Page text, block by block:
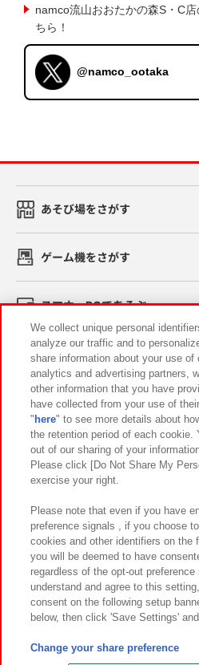
namco流山おおたかの森S・C
ちら！
@namco_ootaka
あそび場をさがす
ゲーム機をさがす
スマホ・PCであそぶ
イベント・キャンペーン
関連会社 サステナビリテ
プライバシーポリシー ウェブア
お取引先さまとともに
カスタマーハラスメント対応方針
©Bandai Namco
©Bandai Namco
We collect unique personal
analyze our traffic and to
share information about your use of
analytics and advertising partners,
other information that you have
have collected from your use of
" here" to see more details about
the retention period of each cookie.
out of our sharing of your
Please click [Do Not Share My
exercise your right.
Please note that even if you have
preference signals , if you choose
cookies and other identifiers on the
you will be deemed to have
regardless of the opt-out
understand and agree to this
consent on the following setup
below, then click 'Save Settings'
Change your share preference